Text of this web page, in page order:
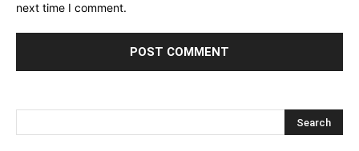
next time I comment.